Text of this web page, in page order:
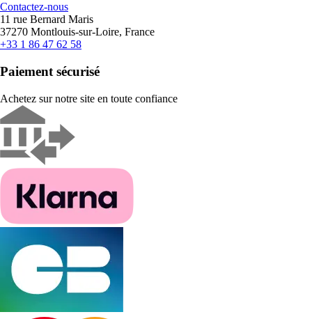
Contactez-nous
11 rue Bernard Maris
37270 Montlouis-sur-Loire, France
+33 1 86 47 62 58
Paiement sécurisé
Achetez sur notre site en toute confiance